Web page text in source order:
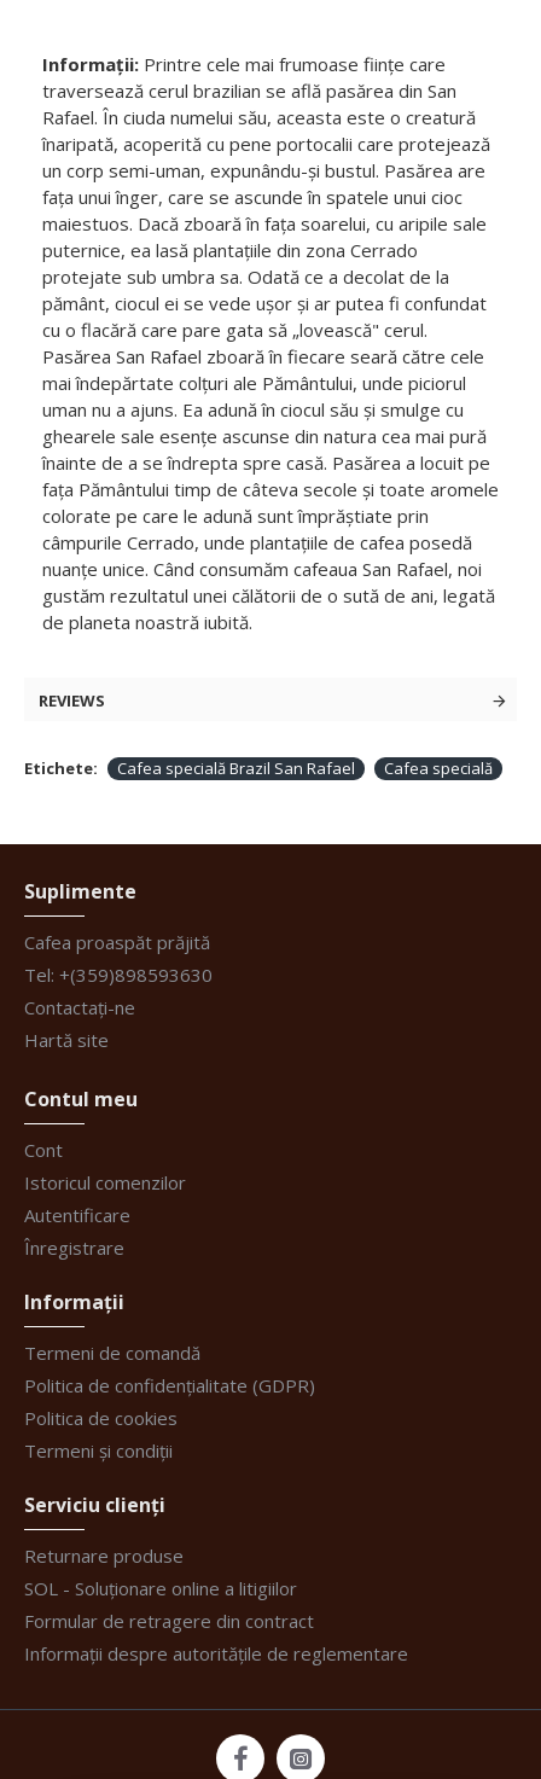
Informații: Printre cele mai frumoase ființe care
traversează cerul brazilian se află pasărea din San
Rafael. În ciuda numelui său, aceasta este o creatură
înaripată, acoperită cu pene portocalii care protejează
un corp semi-uman, expunându-și bustul. Pasărea are
fața unui înger, care se ascunde în spatele unui cioc
maiestuos. Dacă zboară în fața soarelui, cu aripile sale
puternice, ea lasă plantațiile din zona Cerrado
protejate sub umbra sa. Odată ce a decolat de la
pământ, ciocul ei se vede ușor și ar putea fi confundat
cu o flacără care pare gata să „lovească" cerul.
Pasărea San Rafael zboară în fiecare seară către cele
mai îndepărtate colțuri ale Pământului, unde piciorul
uman nu a ajuns. Ea adună în ciocul său și smulge cu
ghearele sale esențe ascunse din natura cea mai pură
înainte de a se îndrepta spre casă. Pasărea a locuit pe
fața Pământului timp de câteva secole și toate aromele
colorate pe care le adună sunt împrăștiate prin
câmpurile Cerrado, unde plantațiile de cafea posedă
nuanțe unice. Când consumăm cafeaua San Rafael, noi
gustăm rezultatul unei călătorii de o sută de ani, legată
de planeta noastră iubită.
REVIEWS
Etichete: Cafea specială Brazil San Rafael Cafea specială
Suplimente
Cafea proaspăt prăjită
Tel: +(359)898593630
Contactați-ne
Hartă site
Contul meu
Cont
Istoricul comenzilor
Autentificare
Înregistrare
Informații
Termeni de comandă
Politica de confidențialitate (GDPR)
Politica de cookies
Termeni și condiții
Serviciu clienți
Returnare produse
SOL - Soluționare online a litigiilor
Formular de retragere din contract
Informații despre autoritățile de reglementare